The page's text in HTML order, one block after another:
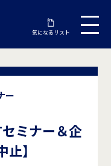
気になるリスト
ー
ミナー＆企
】